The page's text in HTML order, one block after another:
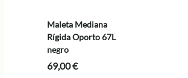
Maleta Mediana
Rígida Oporto 67L
negro
69,00€